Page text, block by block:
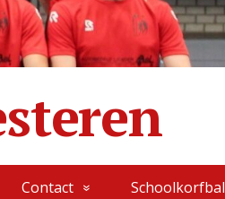
Contact Schoolkorfbal